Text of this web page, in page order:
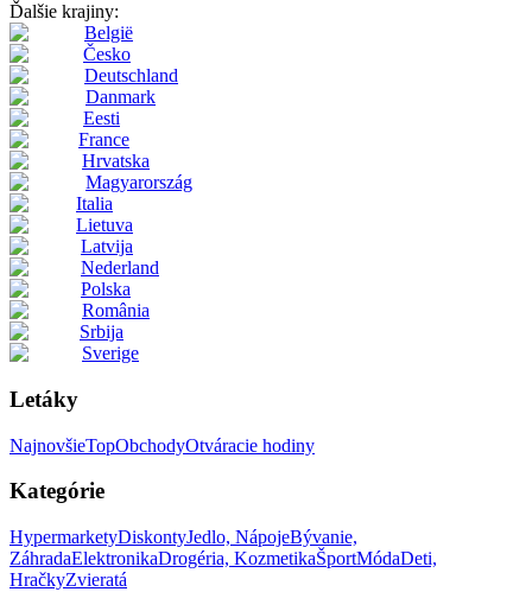
Ďalšie krajiny:
België
Česko
Deutschland
Danmark
Eesti
France
Hrvatska
Magyarország
Italia
Lietuva
Latvija
Nederland
Polska
România
Srbija
Sverige
Letáky
NajnovšieTopObchodyOtváracie hodiny
Kategórie
HypermarketyDiskontyJedlo, NápojeBývanie,
ZáhradaElektronikaDrogéria, KozmetikaŠportMódaDeti,
HračkyZvieratá